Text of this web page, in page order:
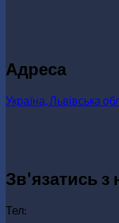
Адреса
Україна, Львівська
Зв'язатись з
Тел: